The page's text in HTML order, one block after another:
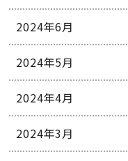
2024年6月
2024年5月
2024年4月
2024年3月